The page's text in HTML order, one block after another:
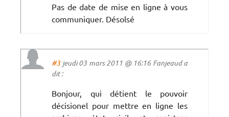
Pas de date de mise en ligne à vous
communiquer. Désolsé
#3 jeudi 03 mars 2011 @ 16:16 Fanjeaud a
dit :
Bonjour, qui détient le pouvoir
décisionel pour mettre en ligne les